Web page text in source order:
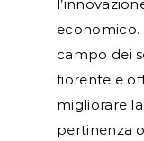
economico.
campo dei
fiorente e
migliorare
pertinenza